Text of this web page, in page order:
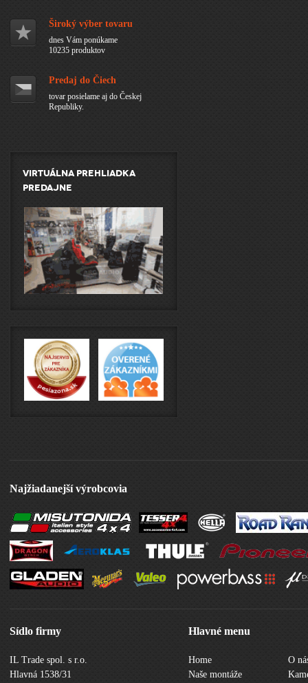
Široký výber tovaru
dnes Vám ponúkame
10235 produktov
Predaj do Čiech
tovar posielame aj do Českej
Republiky.
Virtuálna prehliadka
predajne
Najžiadanejší výrobcovia
Sídlo firmy
IL Trade spol. s r.o.
Hlavná 1538/31
Hlavné menu
Home
O
Naše montáže